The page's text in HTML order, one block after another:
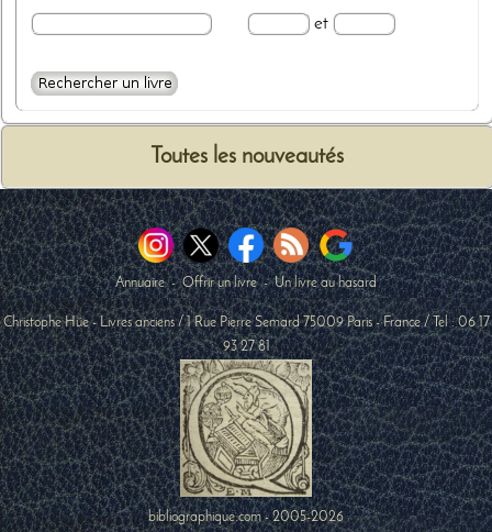
et
Toutes les nouveautés
Annuaire-Offrir un livre-Un livre au hasard
Christophe Hüe - Livres anciens /1 Rue Pierre Semard 75009 Paris-France / Tel :06 17
93 27 81
bibliographique.com - 2005-2026